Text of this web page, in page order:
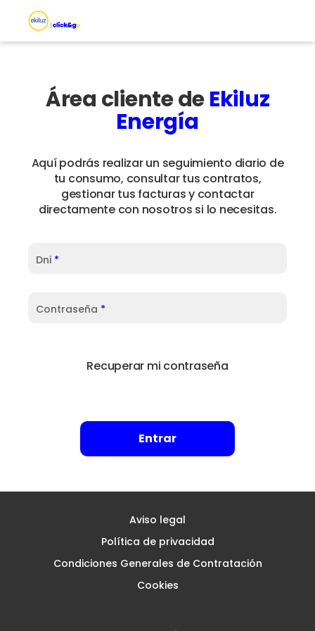
Área cliente deEkiluz
Energía
Aquí podrás realizar un seguimiento diario de
tu consumo, consultar tus contratos,
gestionar tus facturas y contactar
directamente con nosotros si lo necesitas.
Dni*
Contraseña *
Recuperar mi contraseña
Entrar
Aviso legal
Política de privacidad
Condiciones Generales de Contratación
Cookies